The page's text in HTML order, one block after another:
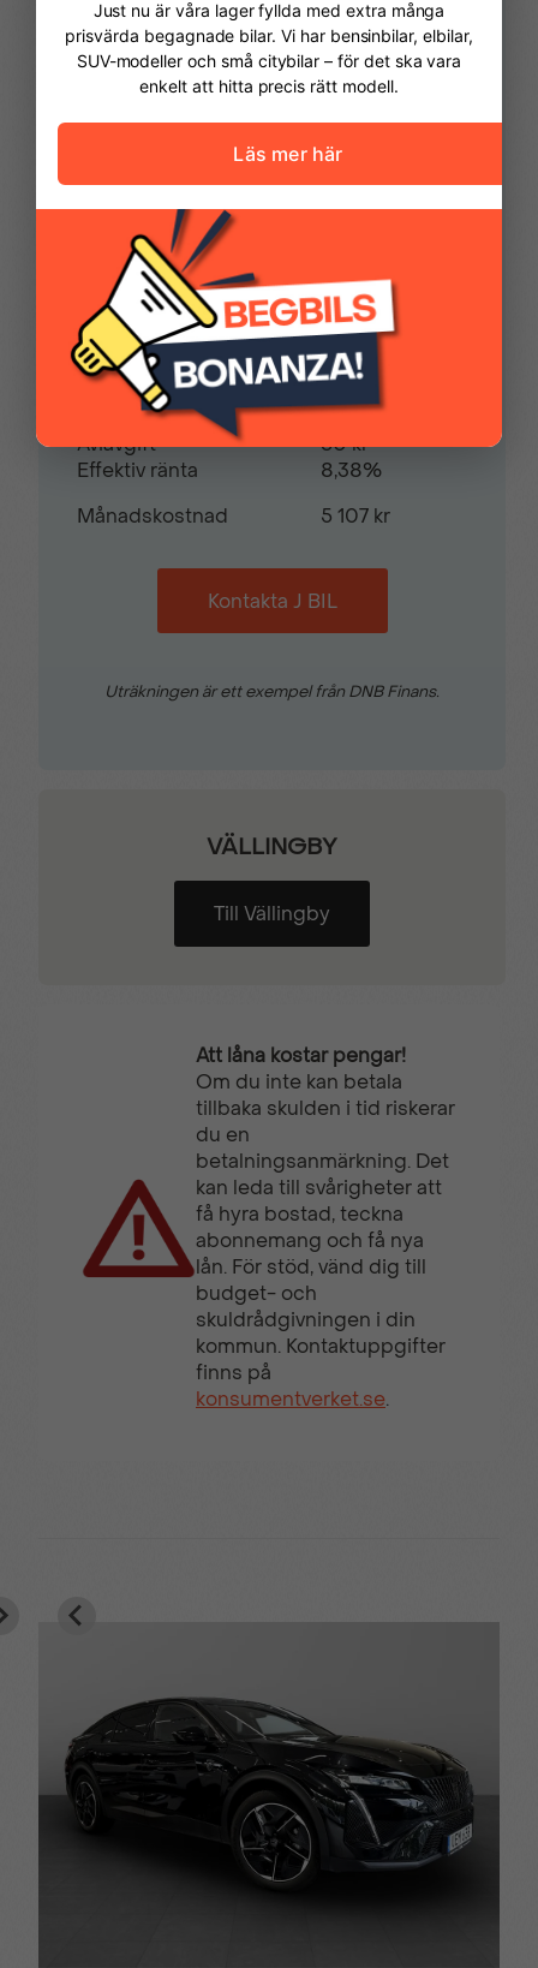
Dödavinkelvarnare
El-fönsterhissar fram
& bak
Elektriska
ytterbackspeglar
Farthållare Filbytsvarnare
Färddator Hastighetsbegränsare
Hastighetsskyltavläsning Helljusassistent
fram & bak
Radioreglage på ratten Regnsensor
Uppvärmd bakruta
Uppvärmda
sidobackspeglar
Uppvärmd framruta
Uppvärmda säten & ratt
USB-C port fram &
bak
Vi hjälper dig att ordna finansiering av din
bil. Här kan du räkna ut din
månadskostnad och även göra en
ansökan online.
84 975,00 kr
Avbetalningstid60månader
Restvärde0%
Pris
339 900 kr
Ränta
Uppläggningsavgift
795 kr
Aviavgift
60 kr
Effektiv ränta
8,38%
Månadskostnad
5 107 kr
Kontakta J BIL
Uträkningen är ett exempel från DNB Finans.
VÄLLINGBY
Till Vällingby
Att låna kostar pengar!
Om du inte kan betala
tillbaka skulden i tid riskerar
du en
betalningsanmärkning. Det
kan leda till svårigheter att
få hyra bostad, teckna
abonnemang och få nya
lån. För stöd, vänd dig till
budget- och
skuldrådgivningen i din
kommun. Kontaktuppgifter
finns på
konsumentverket.se.